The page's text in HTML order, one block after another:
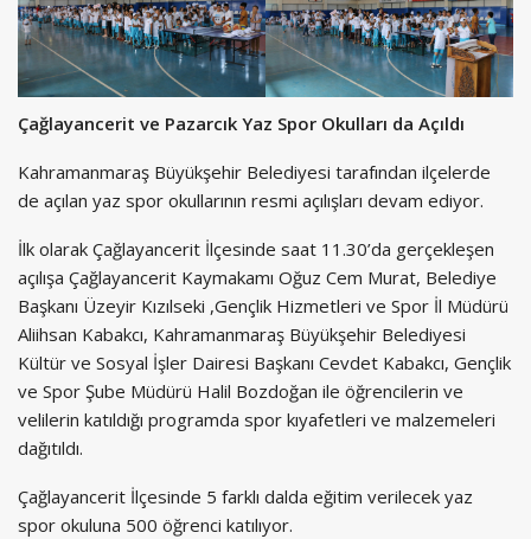
Çağlayancerit ve Pazarcık Yaz Spor Okulları da Açıldı
Kahramanmaraş Büyükşehir Belediyesi tarafından ilçelerde
de açılan yaz spor okullarının resmi açılışları devam ediyor.
İlk olarak Çağlayancerit İlçesinde saat 11.30’da gerçekleşen
açılışa Çağlayancerit Kaymakamı Oğuz Cem Murat, Belediye
Başkanı Üzeyir Kızılseki ,Gençlik Hizmetleri ve Spor İl Müdürü
Aliihsan Kabakcı, Kahramanmaraş Büyükşehir Belediyesi
Kültür ve Sosyal İşler Dairesi Başkanı Cevdet Kabakcı, Gençlik
ve Spor Şube Müdürü Halil Bozdoğan ile öğrencilerin ve
velilerin katıldığı programda spor kıyafetleri ve malzemeleri
dağıtıldı.
Çağlayancerit İlçesinde 5 farklı dalda eğitim verilecek yaz
spor okuluna 500 öğrenci katılıyor.